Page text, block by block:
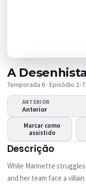
O vídeo
carrega?
Este vídeo não
disponível
Tentar
A Desenhista
Temporada 6 · Episódio 2•
ANTERIOR
Anterior
Marcar como
assistido
Descrição
While Marinette
and her team face a